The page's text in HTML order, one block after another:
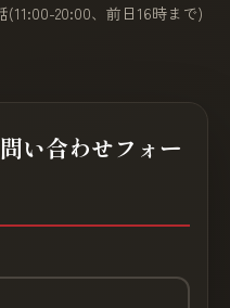
20:00、前日16時まで)
い合わせフォー